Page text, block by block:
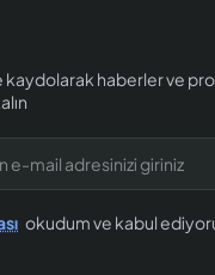
kaydolarak haberler ve
okudum ve kabul